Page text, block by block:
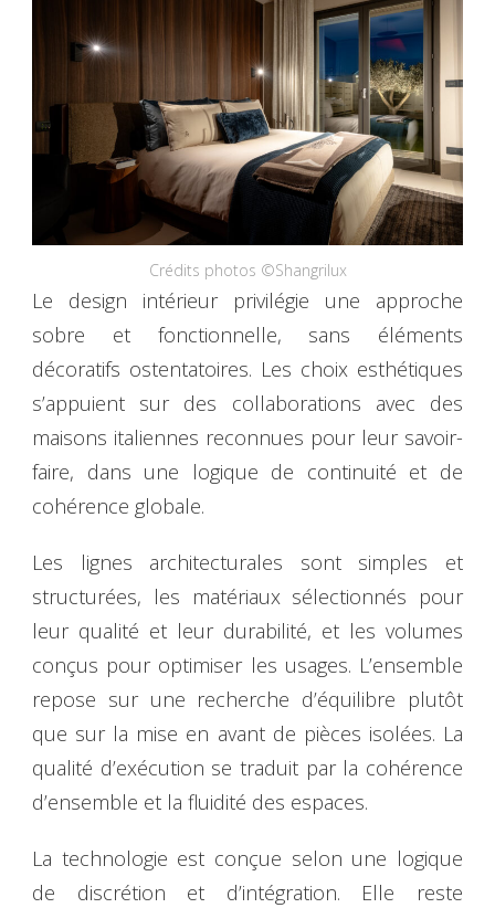
Crédits photos ©Shangrilux
Le design intérieur privilégie une approche
sobre et fonctionnelle, sans éléments
décoratifs ostentatoires. Les choix esthétiques
s’appuient sur des collaborations avec des
maisons italiennes reconnues pour leur savoir-
faire, dans une logique de continuité et de
cohérence globale.
Les lignes architecturales sont simples et
structurées, les matériaux sélectionnés pour
leur qualité et leur durabilité, et les volumes
conçus pour optimiser les usages. L’ensemble
repose sur une recherche d’équilibre plutôt
que sur la mise en avant de pièces isolées. La
qualité d’exécution se traduit par la cohérence
d’ensemble et la fluidité des espaces.
La technologie est conçue selon une logique
de discrétion et d’intégration. Elle reste